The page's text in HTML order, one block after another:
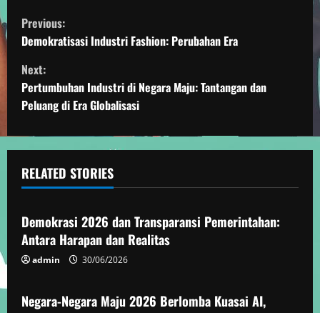
C
o
n
t
i
n
u
e
R
e
Previous:
Demokratisasi Industri Fashion: Perubahan Era
Next:
Pertumbuhan Industri di Negara Maju: Tantangan dan
Peluang di Era Globalisasi
RELATED STORIES
Demokrasi
Demokrasi 2026 dan Transparansi Pemerintahan:
Antara Harapan dan Realitas
admin 30/06/2026
Demokrasi
Negara-Negara Maju 2026 Berlomba Kuasai AI,